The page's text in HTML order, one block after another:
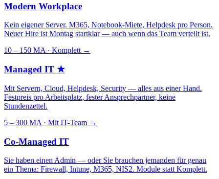
Modern Workplace
Kein eigener Server. M365, Notebook-Miete, Helpdesk pro Person.
Neuer Hire ist Montag startklar — auch wenn das Team verteilt ist.
10 – 150 MA · Komplett →
Managed IT ★
Mit Servern, Cloud, Helpdesk, Security — alles aus einer Hand.
Festpreis pro Arbeitsplatz, fester Ansprechpartner, keine
Stundenzettel.
5 – 300 MA · Mit IT-Team →
Co-Managed IT
Sie haben einen Admin — oder Sie brauchen jemanden für genau
ein Thema: Firewall, Intune, M365, NIS2. Module statt Komplett.